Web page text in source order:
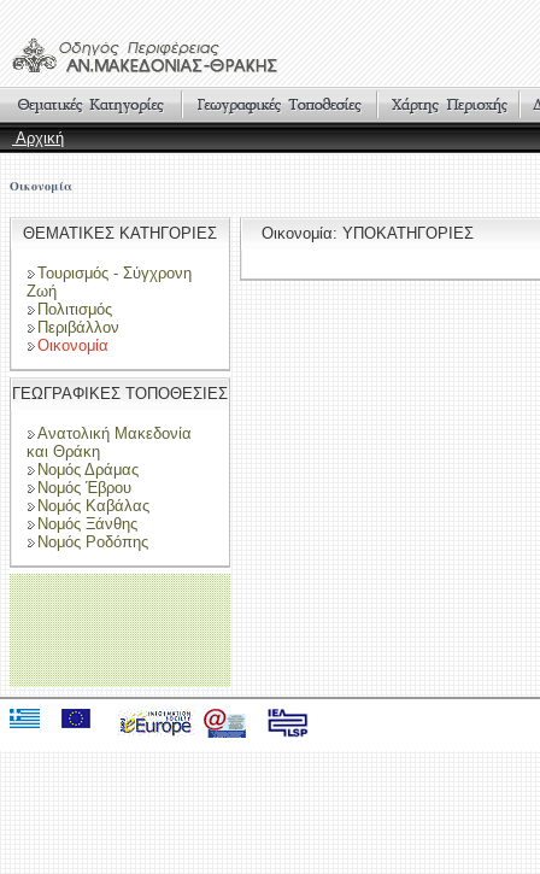
Αρχική
Οικονομία
ΘΕΜΑΤΙΚΕΣ ΚΑΤΗΓΟΡΙΕΣ
Τουρισμός - Σύγχρονη
Ζωή
Πολιτισμός
Περιβάλλον
Οικονομία
ΓΕΩΓΡΑΦΙΚΕΣ ΤΟΠΟΘΕΣΙΕΣ
Ανατολική Μακεδονία
και Θράκη
Νομός Δράμας
Νομός Έβρου
Νομός Καβάλας
Νομός Ξάνθης
Νομός Ροδόπης
Οικονομία: ΥΠΟΚΑΤΗΓΟΡΙΕΣ